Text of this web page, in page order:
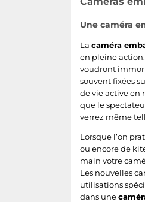
Une caméra
La caméra
en pleine
voudront
souvent fixées
de vie active en
que le
verrez même
Lorsque l’on
ou encore de
main votre
Les nouvelles
utilisations
dans une